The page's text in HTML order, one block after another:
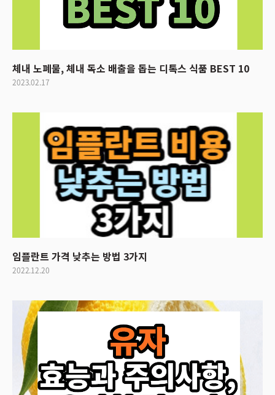
체내 노폐물, 체내 독소 배출을 돕는 디톡스 식품 BEST 10
2023.02.17
임플란트 가격 낮추는 방법 3가지
2022.12.20